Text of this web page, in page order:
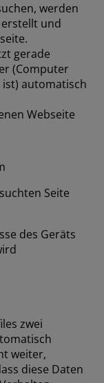
werden
und
gerade
(Computer
automatisch
Webseite
Seite
des Geräts
zwei
weiter,
diese Daten